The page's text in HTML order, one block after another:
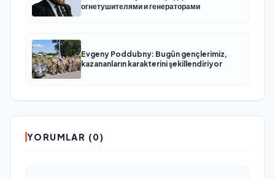
огнетушителями и генераторами
Evgeny Poddubny: Bugün gençlerimiz,
kazananların karakterini şekillendiriyor
YORUMLAR (0)